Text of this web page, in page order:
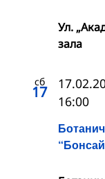
Ул.
зала
сб
17
16:00